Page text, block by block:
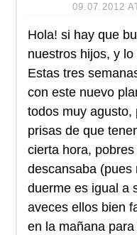
09.07.2012
Hola! si hay que
nuestros hijos, y
Estas tres
con este nuevo
todos muy
prisas de que
cierta hora,
descansaba
duerme es igual a
aveces ellos bien
en la mañana